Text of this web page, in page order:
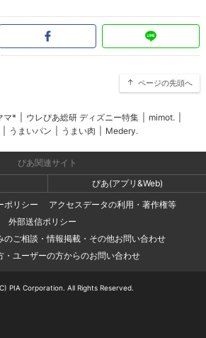
ページの先頭へ
マ* ウレぴあ総研 ディズニー特集 mimot.
うまいパン うまい肉 Medery.
ぴあ関連サイト
ぴあ(アプリ&Web)
ポリシー
アクセスデータの利用・著作権等
外部送信ポリシー
のご相談・情報掲載・その他お問い合わせ
・ユーザーの方からのお問い合わせ
PIA Corporation. All Rights Reserved.